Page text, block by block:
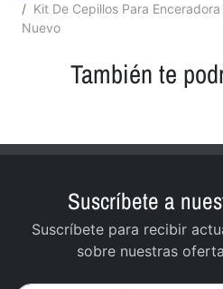
Kit De Cepillos Para Enceradora
Nuevo
También te
Suscríbete a
Suscríbete para recibir
sobre nuestras